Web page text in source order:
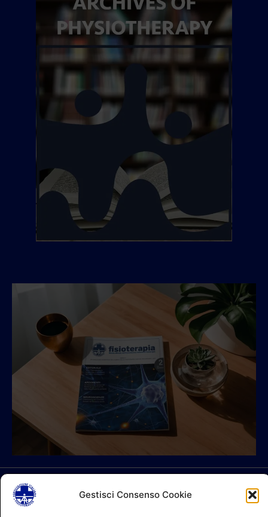
Gestisci Consenso Cookie
© 2026 A.I.FI. P.iva:04521221004 Via Fermo 2/C 00182 Roma